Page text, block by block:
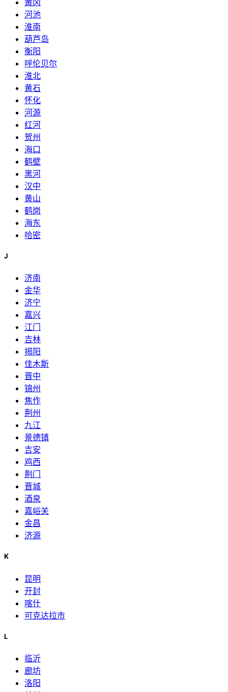
河池
淮南
葫芦岛
衡阳
呼伦贝尔
淮北
黄石
怀化
河源
红河
贺州
海口
鹤壁
黑河
汉中
黄山
鹤岗
海东
哈密
J
济南
金华
济宁
嘉兴
江门
吉林
揭阳
佳木斯
晋中
锦州
焦作
荆州
九江
景德镇
吉安
鸡西
荆门
晋城
酒泉
嘉峪关
金昌
济源
K
昆明
开封
喀什
可克达拉市
L
临沂
廊坊
洛阳